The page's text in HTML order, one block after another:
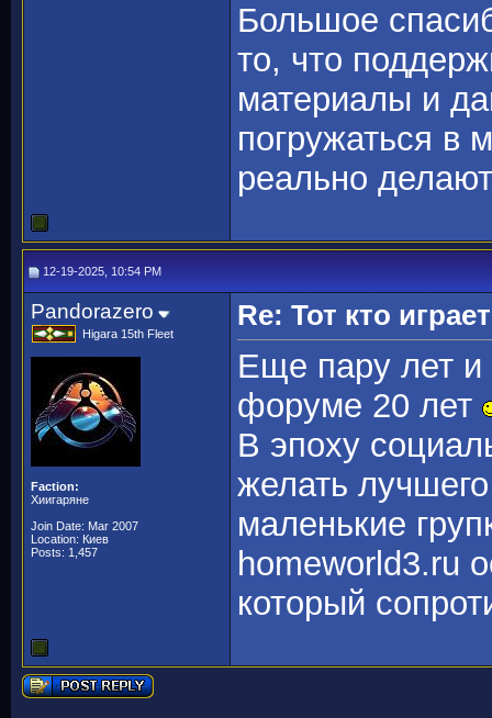
Большое
то, что
материалы и
погружаться в
реально
12-19-2025, 10:54 PM
Pandorazero
Higara 15th Fleet
Faction:
Хиигаряне
Join Date: Mar 2007
Location: Киев
Posts: 1,457
Re: Тот кто
Еще пару лет и
форуме 20 лет
В эпоху
желать
маленькие
homeworld3.ru
который